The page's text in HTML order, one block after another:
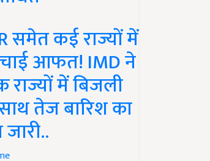
समेत कई राज्यों में
आफत! IMD ने
में बिजली
तेज बारिश का